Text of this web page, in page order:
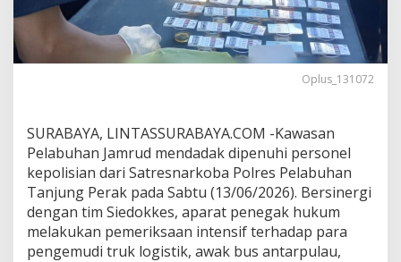
u
h
a
t
r
e
n
a
r
k
Oplus_131072
SURABAYA, LINTASSURABAYA.COM -Kawasan
Pelabuhan Jamrud mendadak dipenuhi personel
kepolisian dari Satresnarkoba Polres Pelabuhan
Tanjung Perak pada Sabtu (13/06/2026). Bersinergi
dengan tim Siedokkes, aparat penegak hukum
melakukan pemeriksaan intensif terhadap para
pengemudi truk logistik, awak bus antarpulau,